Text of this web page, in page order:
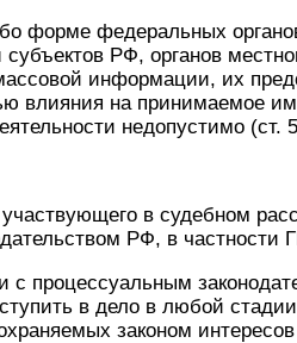
форме федеральных
субъектов РФ, органов
информации, их
влияния на принимаемое
недопустимо
в судебном
РФ, в частности
с процессуальным
в дело в любой
законом